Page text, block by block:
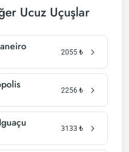
Ucuz Uçuşlar
2055 ₺
2256 ₺
3133 ₺